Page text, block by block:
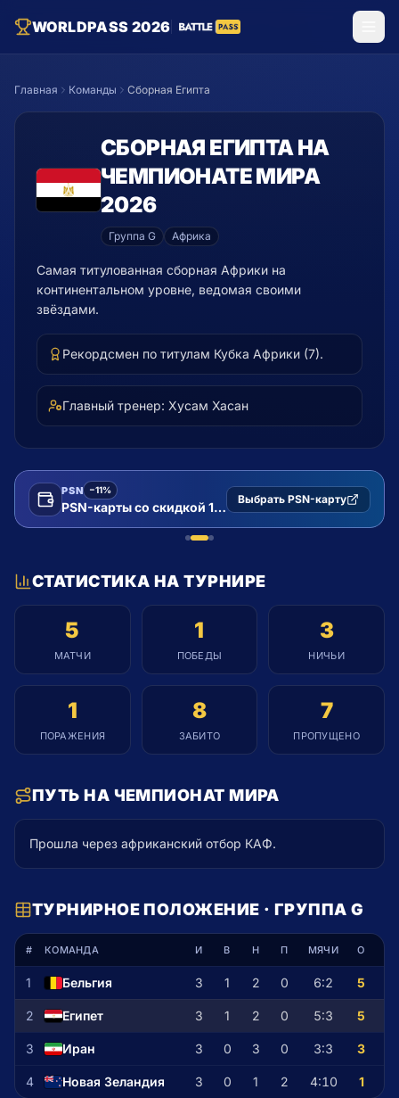
WORLDPASS 2026
Главная Команды Сборная Египта
СБОРНАЯ ЕГИПТАНА
ЧЕМПИОНАТЕ МИРА
2026
Группа G Африка
Самая титулованная сборная Африки на
континентальном уровне, ведомая своими
звёздами.
Рекордсмен по титулам Кубка Африки (7).
Главный тренер: Хусам Хасан
PSN −11%
PSN-карты со скидкой 11%
Выбрать PSN-карту
СТАТИСТИКА НА ТУРНИРЕ
5
МАТЧИ
1
ПОБЕДЫ
3
НИЧЬИ
1
ПОРАЖЕНИЯ
8
ЗАБИТО
7
ПРОПУЩЕНО
ПУТЬ НА ЧЕМПИОНАТ МИРА
Прошла через африканский отбор КАФ.
ТУРНИРНОЕ ПОЛОЖЕНИЕ · ГРУППА G
# КОМАНДА И В Н П МЯЧИ О
1 Бельгия 3 1 2 0 6:2 5
2 Египет 3 1 2 0 5:3 5
3 Иран 3 0 3 0 3:3 3
4 Новая Зеландия 3 0 1 2 4:10 1